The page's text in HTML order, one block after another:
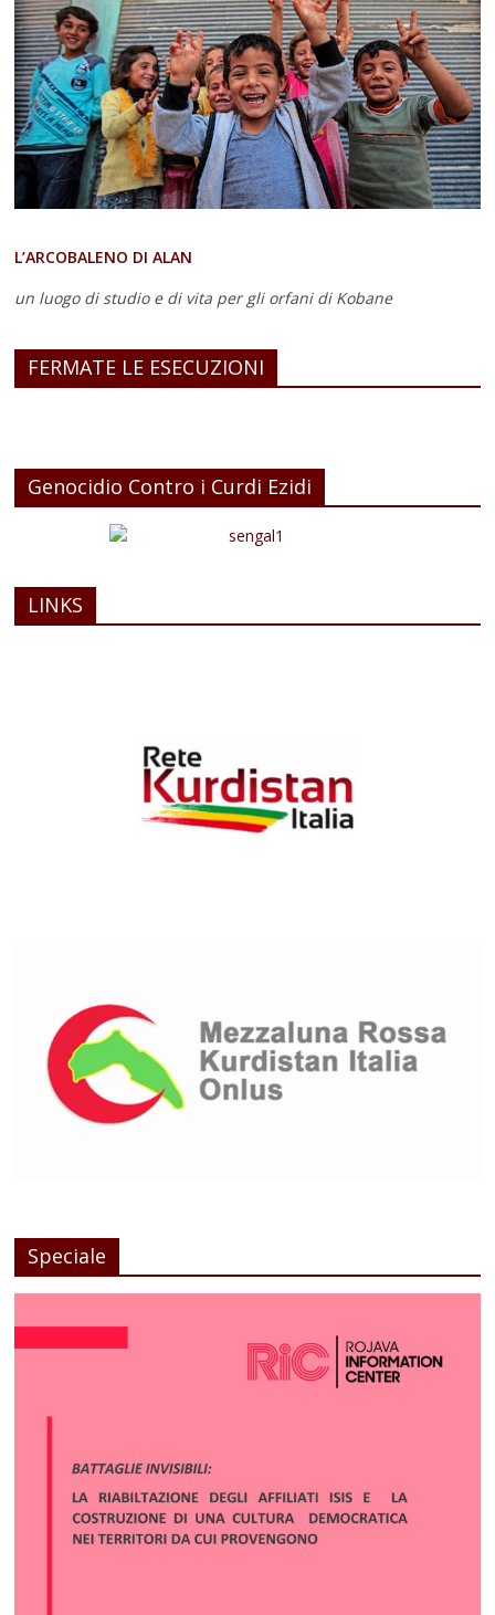
L’ARCOBALENO DI ALAN
un luogo di studio e di vita per gli orfani di Kobane
FERMATE LE ESECUZIONI
Genocidio Contro i Curdi Ezidi
LINKS
Speciale